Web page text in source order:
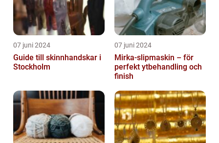
07 juni 2024
Guide till skinnhandskar i
Stockholm
07 juni 2024
Mirka-slipmaskin – för
perfekt ytbehandling och
finish